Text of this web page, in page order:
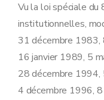
Art. 12
Art. 13
Section3
En
Art.14 bis
Chapitre III
Section
Art. 15
Vu la loi spéciale
institutionnelles,
31 décembre
16 janvier 1989, 5
28 décembre
4 décembre 1996,